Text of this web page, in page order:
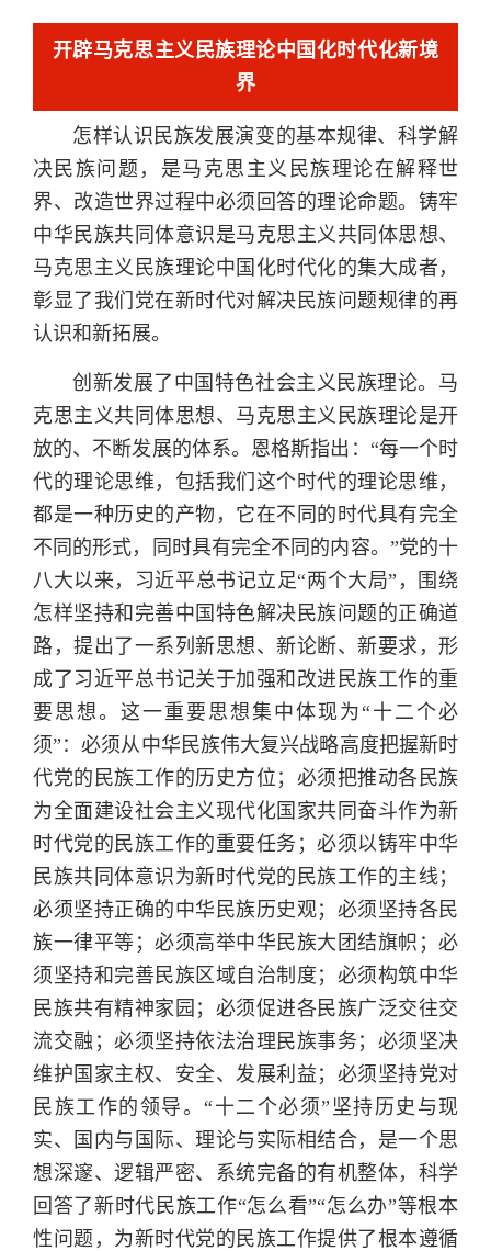
开辟马克思主义民族理论中国化时代化新境
界
怎样认识民族发展演变的基本规律、科学解
决民族问题，是马克思主义民族理论在解释世
界、改造世界过程中必须回答的理论命题。铸牢
中华民族共同体意识是马克思主义共同体思想、
马克思主义民族理论中国化时代化的集大成者，
彰显了我们党在新时代对解决民族问题规律的再
认识和新拓展。
创新发展了中国特色社会主义民族理论。马
克思主义共同体思想、马克思主义民族理论是开
放的、不断发展的体系。恩格斯指出：“每一个时
代的理论思维，包括我们这个时代的理论思维，
都是一种历史的产物，它在不同的时代具有完全
不同的形式，同时具有完全不同的内容。”党的十
八大以来，习近平总书记立足“两个大局”，围绕
怎样坚持和完善中国特色解决民族问题的正确道
路，提出了一系列新思想、新论断、新要求，形
成了习近平总书记关于加强和改进民族工作的重
要思想。这一重要思想集中体现为“十二个必
须”：必须从中华民族伟大复兴战略高度把握新时
代党的民族工作的历史方位；必须把推动各民族
为全面建设社会主义现代化国家共同奋斗作为新
时代党的民族工作的重要任务；必须以铸牢中华
民族共同体意识为新时代党的民族工作的主线；
必须坚持正确的中华民族历史观；必须坚持各民
族一律平等；必须高举中华民族大团结旗帜；必
须坚持和完善民族区域自治制度；必须构筑中华
民族共有精神家园；必须促进各民族广泛交往交
流交融；必须坚持依法治理民族事务；必须坚决
维护国家主权、安全、发展利益；必须坚持党对
民族工作的领导。“十二个必须”坚持历史与现
实、国内与国际、理论与实际相结合，是一个思
想深邃、逻辑严密、系统完备的有机整体，科学
回答了新时代民族工作“怎么看”“怎么办”等根本
性问题，为新时代党的民族工作提供了根本遵循